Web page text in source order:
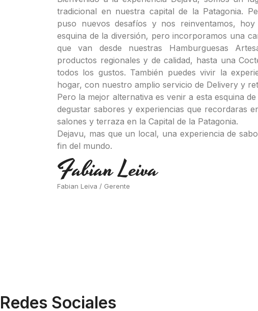
tradicional en nuestra capital de la Patagonia.
puso nuevos desafíos y nos reinventamos, hoy
esquina de la diversión, pero incorporamos una
que van desde nuestras Hamburguesas
productos regionales y de calidad, hasta una
todos los gustos. También puedes vivir la
hogar, con nuestro amplio servicio de Delivery y
Pero la mejor alternativa es venir a esta esquina
degustar sabores y experiencias que recordaras
salones y terraza en la Capital de la Patagonia.
Dejavu, mas que un local, una experiencia de
fin del mundo.
Fabian Leiva
Fabian Leiva / Gerente
Redes Sociales